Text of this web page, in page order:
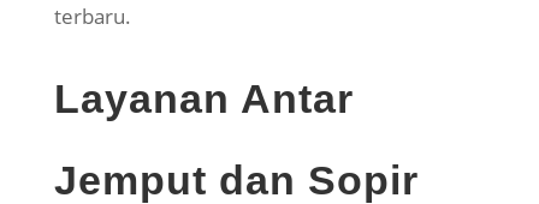
terbaru.
Layanan Antar
Jemput dan Sopir